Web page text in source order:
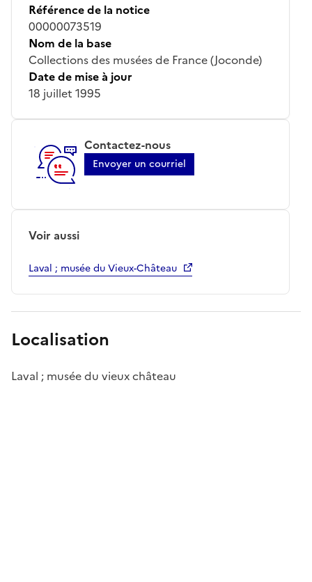
Référence de la notice
00000073519
Nom de la base
Collections des musées de France (Joconde)
Date de mise à jour
18 juillet 1995
Contactez-nous
Envoyer un courriel
Voir aussi
Laval ; musée du Vieux-Château
Localisation
Laval ; musée du vieux château